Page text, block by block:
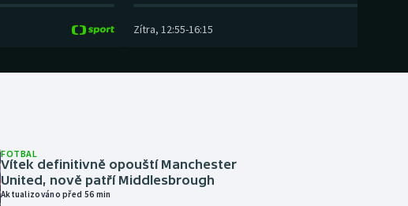
Zítra, 12:55-16:15
FOTBAL
Vítek definitivně opouští Manchester
United, nově patří Middlesbrough
Aktualizováno před 56 min